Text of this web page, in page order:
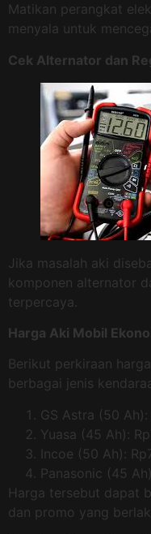
Matikan perangkat
menyala untuk
Cek Alternator dan
Jika masalah aki
komponen alternator
terpercaya.
Harga Aki Mobil
Berikut perkiraan
berbagai jenis
GS Astra (50
Yuasa (45 Ah):
Incoe (50 Ah):
Panasonic (45
Harga tersebut dapat
dan promo yang